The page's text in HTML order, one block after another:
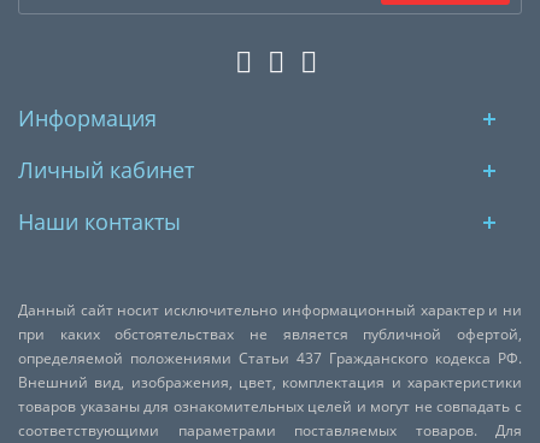
Информация
Личный кабинет
Наши контакты
Данный сайт носит исключительно информационный характер и ни
при каких обстоятельствах не является публичной офертой,
определяемой положениями Статьи 437 Гражданского кодекса РФ.
Внешний вид, изображения, цвет, комплектация и характеристики
товаров указаны для ознакомительных целей и могут не совпадать с
соответствующими параметрами поставляемых товаров. Для